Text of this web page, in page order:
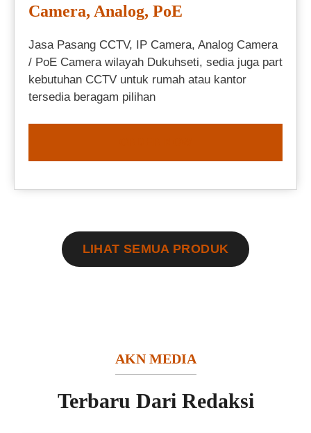
Camera, Analog, PoE
Jasa Pasang CCTV, IP Camera, Analog Camera
/ PoE Camera wilayah Dukuhseti, sedia juga part
kebutuhan CCTV untuk rumah atau kantor
tersedia beragam pilihan
LIHAT SEMUA PRODUK
AKN MEDIA
Terbaru Dari Redaksi